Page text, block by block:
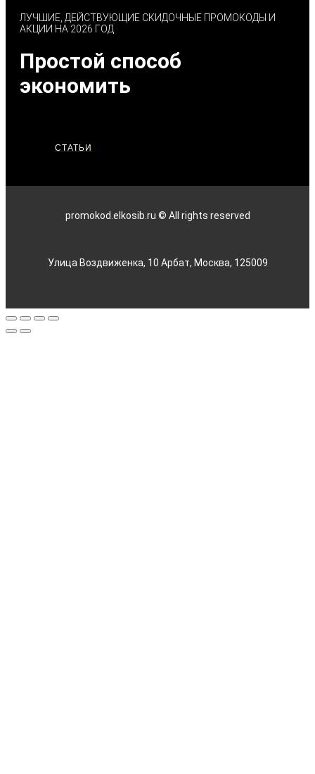
ЛУЧШИЕ, ДЕЙСТВУЮЩИЕ СКИДОЧНЫЕ ПРОМОКОДЫ И
АКЦИИ НА 2026 ГОД
Простой способ
экономить
СТАТЬИ
promokod.elkosib.ru © All rights reserved
Улица Воздвиженка, 10 Арбат, Москва, 125009